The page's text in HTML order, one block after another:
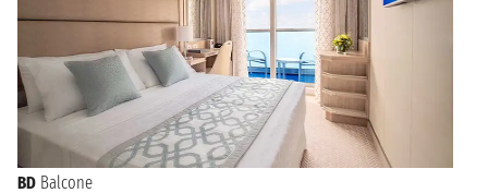
BD Balcone